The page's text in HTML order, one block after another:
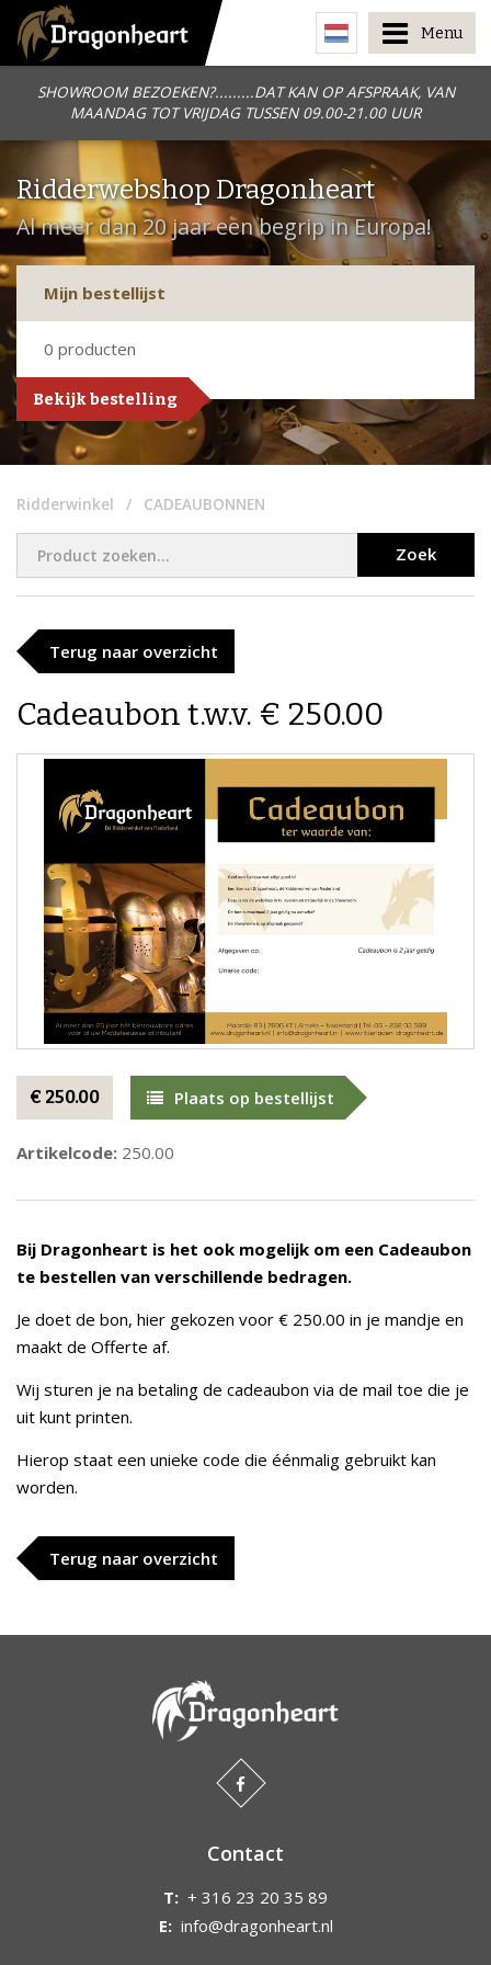
SHOWROOM BEZOEKEN?.........DAT KAN OP AFSPRAAK, VAN
MAANDAG TOT VRIJDAG TUSSEN 09.00-21.00 UUR
Menu
Ridderwebshop Dragonheart
Al meer dan 20 jaar een begrip in Europa!
Mijn bestellijst
0 producten
Bekijk bestelling
Ridderwinkel CADEAUBONNEN
Zoek
Terug naar overzicht
Cadeaubon t.w.v. € 250.00
€ 250.00 Plaats op bestellijst
Artikelcode: 250.00
Bij Dragonheart is het ook mogelijk om een Cadeaubon
te bestellen van verschillende bedragen.
Je doet de bon, hier gekozen voor € 250.00 in je mandje en
maakt de Offerte af.
Wij sturen je na betaling de cadeaubon via de mail toe die je
uit kunt printen.
Hierop staat een unieke code die éénmalig gebruikt kan
worden.
Terug naar overzicht
Contact
T: + 316 23 20 35 89
E: info@dragonheart.nl